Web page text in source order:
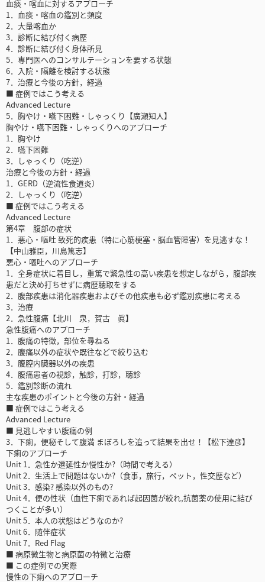
血痰・喀血に対するアプローチ
1．血痰・喀血の鑑別と頻度
2．大量喀血か
3．診断に結び付く病歴
4．診断に結び付く身体所見
5．専門医へのコンサルテーションを要する状態
6．入院・隔離を検討する状態
7．治療と今後の方針，経過
■ 症例ではこう考える
Advanced Lecture
5．胸やけ・嚥下困難・しゃっくり【廣瀬知人】
胸やけ・嚥下困難・しゃっくりへのアプローチ
1．胸やけ
2．嚥下困難
3．しゃっくり（吃逆）
治療と今後の方針・経過
1．GERD（逆流性食道炎）
2．しゃっくり（吃逆）
■ 症例ではこう考える
Advanced Lecture
第4章 腹部の症状
1．悪心・嘔吐 致死的疾患（特に心筋梗塞・脳血管障害）を見逃すな！
【中山雅臣，川島篤志】
悪心・嘔吐へのアプローチ
1．全身症状に着目し，重篤で緊急性の高い疾患を想定しながら，腹部疾
患だと決め打ちせずに病歴聴取をする
2．腹部疾患は消化器疾患およびその他疾患も必ず鑑別疾患に考える
3．治療
2．急性腹痛【北川 泉，賀古 眞】
急性腹痛へのアプローチ
1．腹痛の特徴，部位を尋ねる
2．腹痛以外の症状や既往などで絞り込む
3．腹腔内臓器以外の疾患
4．腹痛患者の視診，触診，打診，聴診
5．鑑別診断の流れ
主な疾患のポイントと今後の方針・経過
■ 症例ではこう考える
Advanced Lecture
■ 見逃しやすい腹痛の例
3．下痢，便秘そして腹満 まぼろしを追って結果を出せ！【松下達彦】
下痢のアプローチ
Unit 1．急性か遷延性か慢性か?（時間で考える）
Unit 2．生活上で問題はないか?（食事，旅行，ペット，性交歴など）
Unit 3．感染? 感染以外のもの?
Unit 4．便の性状（血性下痢であれば起因菌が絞れ,抗菌薬の使用に結び
つくことが多い）
Unit 5．本人の状態はどうなのか?
Unit 6．随伴症状
Unit 7．Red Flag
■ 病原微生物と病原菌の特徴と治療
■ この症例での実際
慢性の下痢へのアプローチ